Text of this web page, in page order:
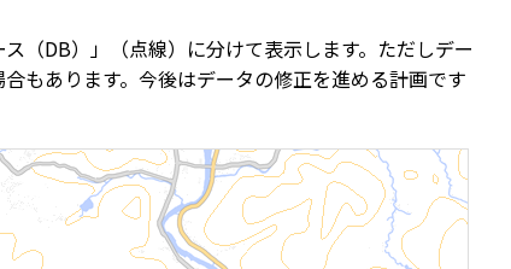
（DB）」（点線）に分けて表示します。ただしデー
もあります。今後はデータの修正を進める計画です